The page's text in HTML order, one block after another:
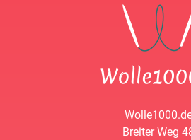
Breiter Weg